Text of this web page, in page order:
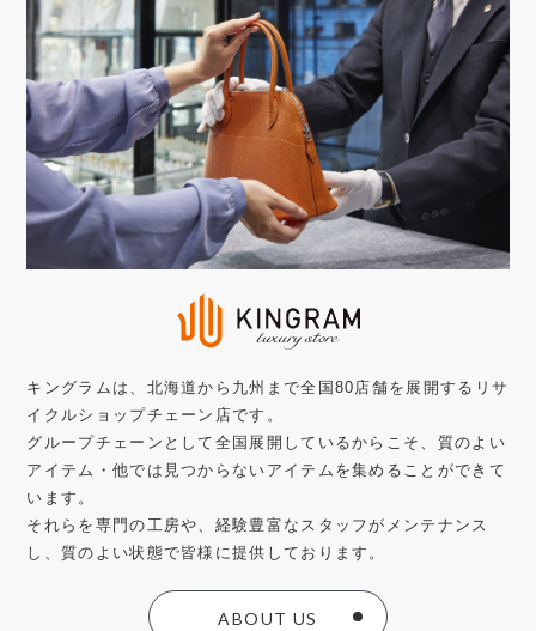
キングラムは、北海道から九州まで全国80店舗を展開するリサ
イクルショップチェーン店です。
グループチェーンとして全国展開しているからこそ、質のよい
アイテム・他では見つからないアイテムを集めることができて
います。
それらを専門の工房や、経験豊富なスタッフがメンテナンス
し、質のよい状態で皆様に提供しております。
ABOUT US